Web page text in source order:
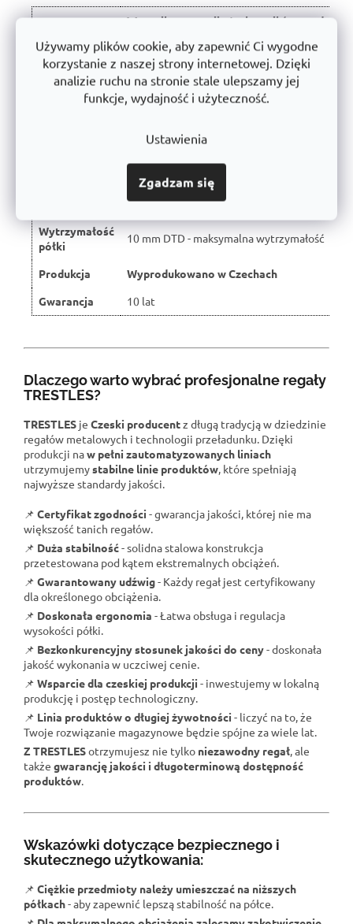
Używamy plików cookie, aby zapewnić Ci wygodne
korzystanie z naszej strony internetowej. Dzięki
analizie ruchu na stronie stale ulepszamy jej
funkcje, wydajność i użyteczność.
Ustawienia
Zgadzam się
W wyniku recenzji użytkowników produkt
Nośność półki
450 kg
Instalacja
Bezśrubowe - łatwe
Powłoka proszkowa (antykorozyjna)
Wytrzymałość
półki
10 mm DTD - maksymalna wytrzymałość
Produkcja
Wyprodukowano w Czechach
Gwarancja
10 lat
Dlaczego warto wybrać profesjonalne regały
TRESTLES?
TRESTLES je Czeski producentz długą tradycją w dziedzinie
regałów metalowych i technologii przeładunku. Dzięki
produkcji naw pełni zautomatyzowanych liniach
utrzymujemystabilne linie produktów , które spełniają
najwyższe standardy jakości.
📌 Certyfikat zgodności - gwarancja jakości, której nie ma
większość tanich regałów.
📌 Duża stabilność- solidna stalowa konstrukcja
przetestowana pod kątem ekstremalnych obciążeń.
📌 Gwarantowany udźwig- Każdy regał jest certyfikowany
dla określonego obciążenia.
📌 Doskonała ergonomia - Łatwa obsługa i regulacja
wysokości półki.
📌 Bezkonkurencyjny stosunek jakości do ceny- doskonała
jakość wykonania w uczciwej cenie.
📌 Wsparcie dla czeskiej produkcji - inwestujemy w lokalną
produkcję i postęp technologiczny.
📌 Linia produktów o długiej żywotności - liczyć na to, że
Twoje rozwiązanie magazynowe będzie spójne za wiele lat.
Z TRESTLESotrzymujesz nie tylko niezawodny regał , ale
także gwarancję jakości i długoterminową dostępność
produktów
Wskazówki dotyczące bezpiecznego i
skutecznego użytkowania:
📌 Ciężkie przedmioty należy umieszczać na niższych
półkach- aby zapewnić lepszą stabilność na półce.